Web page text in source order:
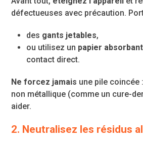
défectueuses avec précaution.
des gants jetables,
ou utilisez un papier absorbant
contact direct.
Ne forcez jamais une pile coincée
non métallique (comme un cure-
aider.
2. Neutralisez les résidus